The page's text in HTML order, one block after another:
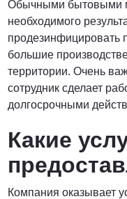
Обычными бытовыми
необходимого
продезинфицировать
большие
территории. Очень
сотрудник сделает
долгосрочными
Какие
Компания оказывает